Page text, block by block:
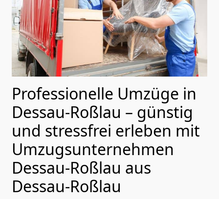
Professionelle Umzüge in
Dessau-Roßlau – günstig
und stressfrei erleben mit
Umzugsunternehmen
Dessau-Roßlau aus
Dessau-Roßlau